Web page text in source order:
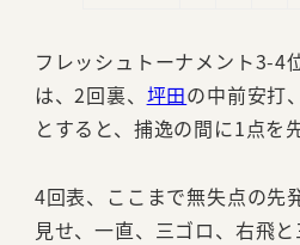
フレッシュトーナメント3-4
は、2回裏、 坪田の中前安打
とすると、捕逸の間に1点を
4回表、ここまで無失点の先
見せ、一直、三ゴロ、右飛